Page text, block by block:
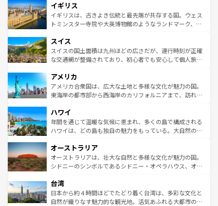
いる。シャンパンの発祥地であるランス、プロヴァンスの
香り高いラベンダー畑など、多彩な楽しみ方が可能だ。さ
らに、パリ以外の地域にも魅力が溢れており、どの街角に
れる地方に足を運ぶとそれぞれで全く異なる文化を体験で
きるだろう。 なお、新着のフランス情報はコンテンツ一覧
を参照してほしい。
顔を持つこの国は、どこを歩いても飽きることがない。ベ
ルリンの文化的活気、バイエルン州のアルプスの絶景、そ
してライン川沿いのワイン畑といった風景は必見。ビール
は、お酒好きな人にはぜひ体験してほしい。 なお、新着の
ドイツ情報はコンテンツ一覧を参照してほしい。
イギリス
イギリスは、古きよき伝統と最先端が共存する国。ウェス
トミンスター寺院や大英博物館のようなランドマーク、歴
リアごとに異なる魅力がある。また、優雅なアフタヌーン
ティー、ビール好きにはたまらない英国パブ、サッカー観
戦など、本場だからこそできる体験も豊富。イギリスを旅
ンツ一覧を参照してほしい。
スイス
スイスの国土面積は九州ほどの広さだが、運行時刻が正確
な交通網が整備されており、初心者でも安心して個人旅行
の建物がそのまま残る町や、スイスならではのユニークな
博物館もあり、アルプス観光だけでなく町歩きも満喫する
ことができる。国民の所得が高いため物価も高いが、旅行
ば市内交通費無料で観光を楽しむこともできる。 なお、新
着のスイス情報はコンテンツ一覧 を参照してほしい。
アメリカ
アメリカ合衆国は、広大な土地と多様な文化が魅力の国。
東海岸の都市部から西海岸のカリフォルニアまで、訪れる
のような巨大都市は、観光、ショッピング、エンターテイ
ンメントが詰まった刺激的なスポットだ。一方、アメリカ
西部には大自然が広がり、グランドキャニオンやイエロー
部のニューオーリンズでは、音楽と美食が融合した独特の
文化が魅力。旅行者はアメリカの各地域で異なる魅力を楽
しみながら、その多様性と豊かな歴史を感じることができ
ならではの贅沢な旅のスタイルだ。 なお、新着のアメリカ
情報はコンテンツ一覧を参照してほしい。
ハワイ
年間を通じて温暖な気候に恵まれ、多くの島で構成される
ハワイは、どの島も独自の魅力をもっている。大自然の神
ワイ島は見逃せない。また、定番の観光地といえばオアフ
島だが、静かな自然を求めるならマウイ島やカウアイ島が
おすすめ。エメラルドグリーンに輝く海をはじめ、豊かな
れるおもてなしの心で訪れる人々を迎えてくれるハワイの
人々、おいしいローカルフードやハワイアンミュージッ
ク、伝統的なフラダンスなど、すべてがハワイの魅力を彩
オーストラリア
オーストラリアは、壮大な自然と多様な文化が魅力の国。
シドニーのシンボルであるシドニー・オペラハウス、オー
リアリーフや大陸中央部にそびえるウルル（エアーズロッ
ク）、タスマニアの美しい原生林やケアンズの熱帯雨林な
ど、見どころがたくさん。また、カフェやワイン、オージ
台湾
日本から約４時間ほどでたどり着く台湾は、多彩な文化と
自然が織りなす魅力的な観光地。活気あふれる大都市の台